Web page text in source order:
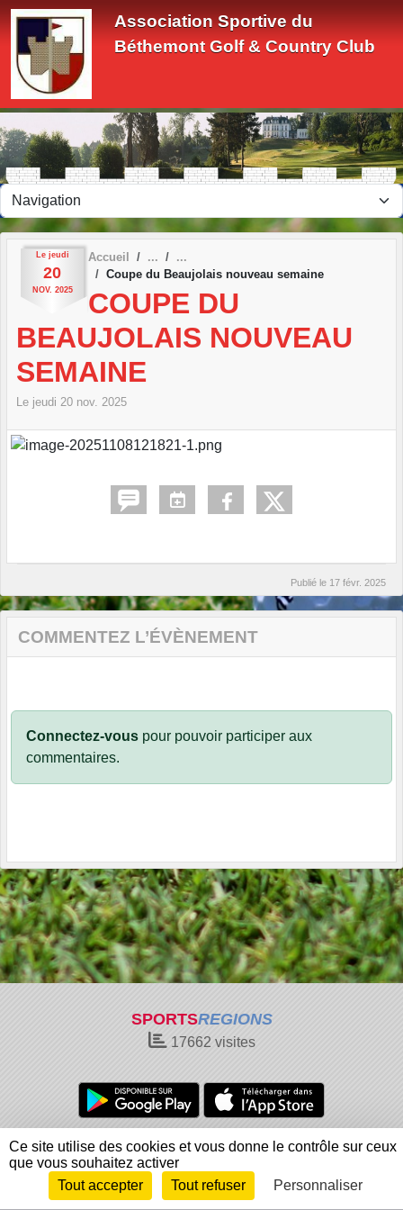
Association Sportive du
Béthemont Golf & Country Club
Le jeudi
20
NOV. 2025
Accueil
Coupe du Beaujolais nouveau semaine
COUPE DU
BEAUJOLAIS NOUVEAU
SEMAINE
Le jeudi 20 nov. 2025
Publié le 17 févr. 2025
COMMENTEZ L’ÉVÈNEMENT
Connectez-vous pour pouvoir participer aux
commentaires.
SPORTSREGIONS
17662 visites
Charte cookies
Gestion des cookies
Informations légales
Signaler un contenu inapproprié
Envie de participer ?
Connexion
Panneau de gestion des cookies
Ce site utilise des cookies et vous donne le contrôle sur ceux
que vous souhaitez activer
Tout accepter
Tout refuser Personnaliser